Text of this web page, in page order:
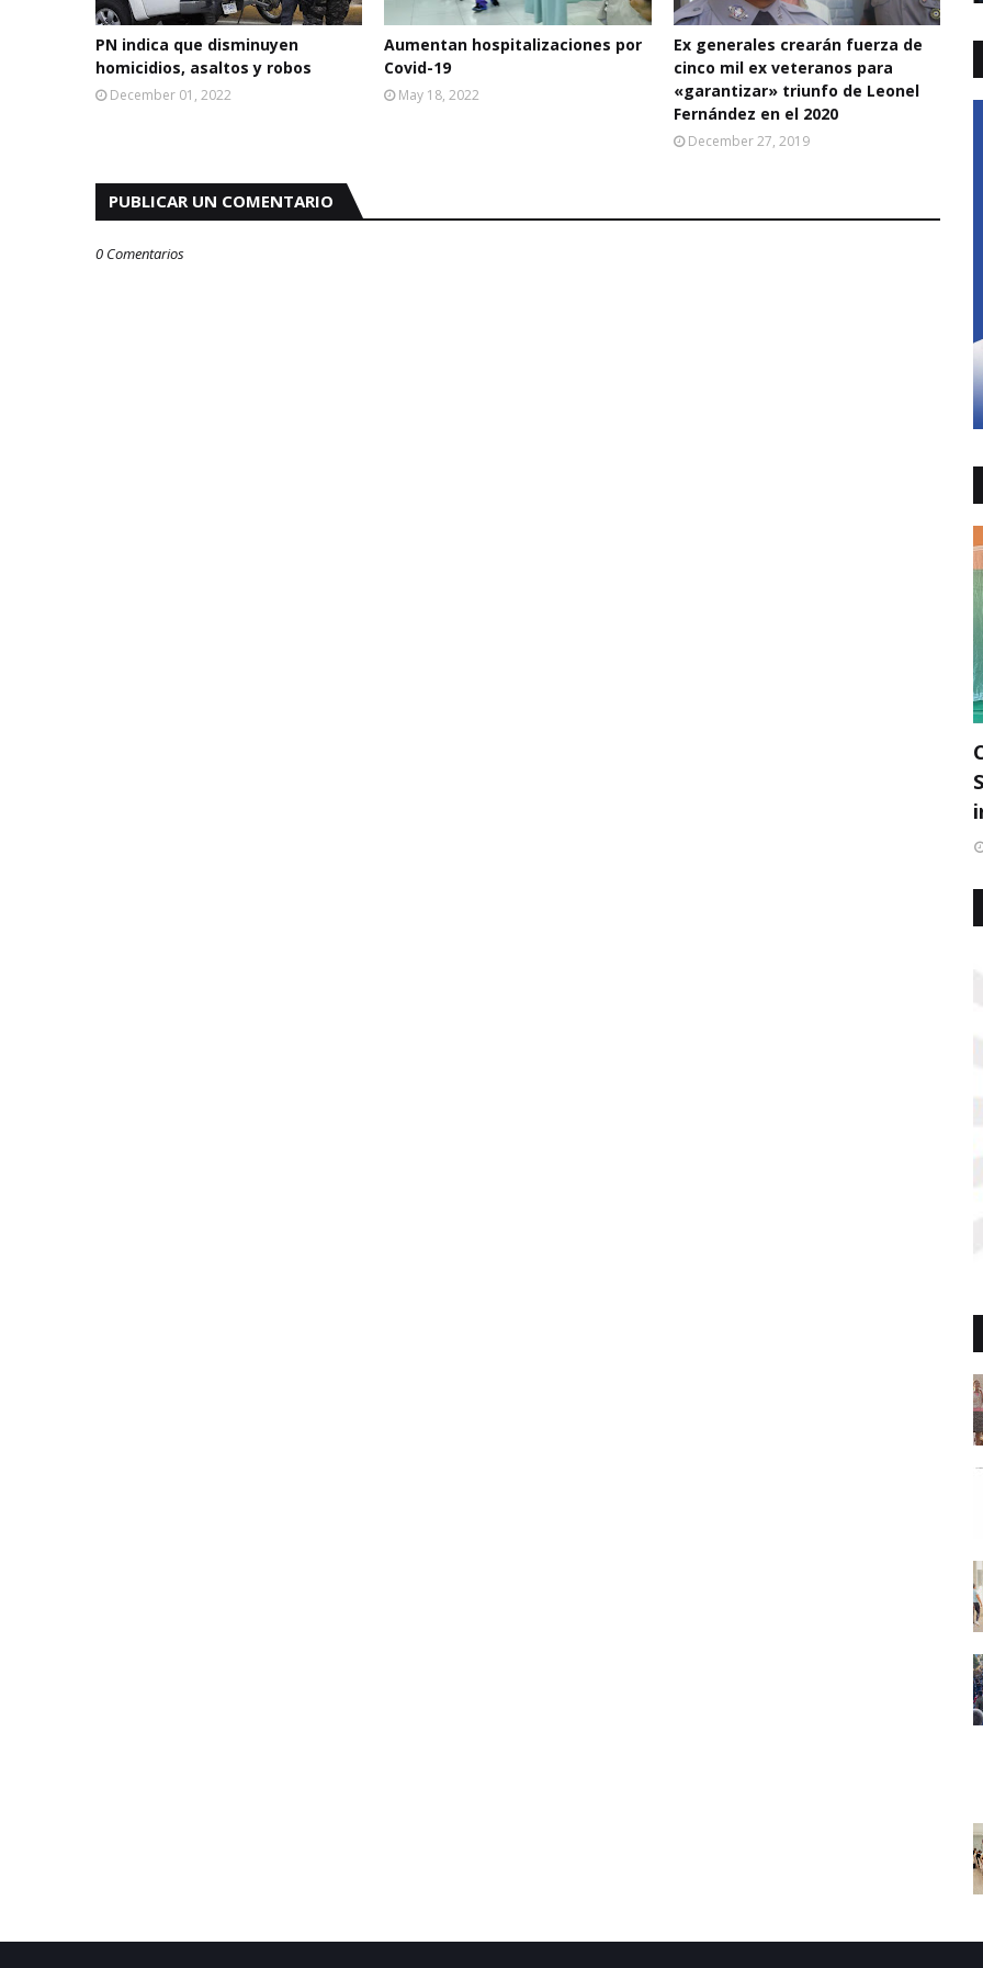
PN indica que disminuyen
homicidios, asaltos y robos
December 01, 2022
Aumentan hospitalizaciones por
Covid-19
May 18, 2022
Ex generales crearán fuerza de
cinco mil ex veteranos para
«garantizar» triunfo de Leonel
Fernández en el 2020
December 27, 2019
PUBLICAR UN COMENTARIO
0 Comentarios